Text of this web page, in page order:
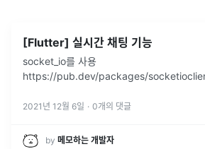
[Flutter] 실시간 채팅 기능
socket_io를 사용
https://pub.dev/packages/
2021년 12월 6일 · 0개의 댓글
by 메모하는 개발자